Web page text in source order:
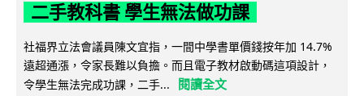
二手教科書 學生無法做功課
社福界立法會議員陳文宜指，一間中學書單價錢按年加 14.7%
遠超通漲，令家長難以負擔。而且電子教材啟動碼這項設計，
令學生無法完成功課，二手...
閱讀全文